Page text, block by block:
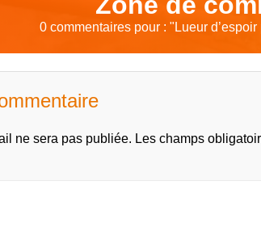
0 commentaires pour : " Lueur
ne sera pas publiée. Les champs